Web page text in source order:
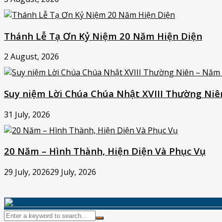
Thánh Lễ Tạ Ơn Kỷ Niệm 20 Năm Hiện Diện
2 August, 2026
Suy niệm Lời Chúa Chúa Nhật XVIII Thường
31 July, 2026
20 Năm – Hình Thành, Hiện Diện Và Phục Vụ
29 July, 202629 July, 2026